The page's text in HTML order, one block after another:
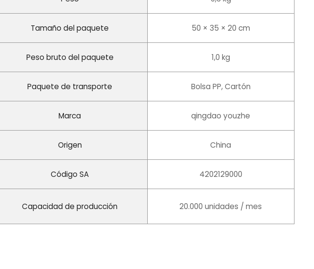
Tamaño del paquete 50 × 35 × 20 cm
Peso bruto del paquete 1,0 kg
Paquete de transporte Bolsa PP, Cartón
Marca qingdao youzhe
Origen China
Código SA 4202129000
Capacidad de producción 20.000 unidades / mes